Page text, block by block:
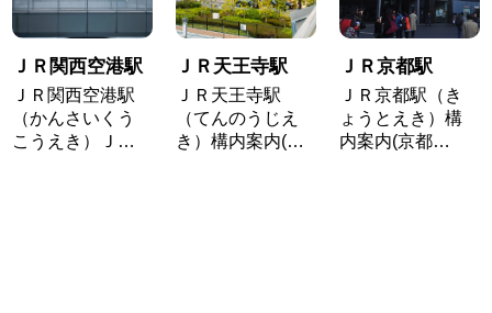
ＪＲ関西空港駅
ＪＲ関西空港駅
（かんさいくう
こうえき）Ｊ…
ＪＲ天王寺駅
ＪＲ天王寺駅
（てんのうじえ
き）構内案内(…
ＪＲ京都駅
ＪＲ京都駅（き
ょうとえき）構
内案内(京都…